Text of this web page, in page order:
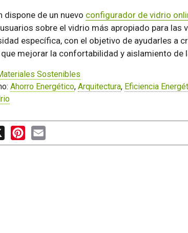
dispone de un nuevo configurador de vidrio
sobre el vidrio más apropiado para las
específica, con el objetivo de ayudarles a
mejorar la confortabilidad y aislamiento de
Sostenibles
Ahorro Energético, Arquitectura, Eficiencia
Pinterest